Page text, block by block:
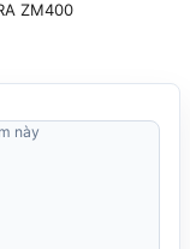
ZM400
này